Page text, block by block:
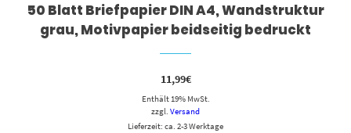
50 Blatt Briefpapier DIN A4, Wandstruktur
grau, Motivpapier beidseitig bedruckt
11,99€
Enthält 19% MwSt.
zzgl. Versand
Lieferzeit: ca. 2-3 Werktage